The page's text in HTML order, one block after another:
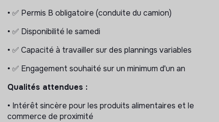
• Une structure solide, en pleine phase de
• Une équipe à taille humaine, engagée et exigeante
• Un poste polyvalent offrant une réelle autonomie
• Des perspectives d'évolution concrètes à mesure que
l'entreprise grandit
• ✅ Permis B obligatoire (conduite du camion)
• ✅ Disponibilité le samedi
• ✅ Capacité à travailler sur des plannings variables
• ✅ Engagement souhaité sur un minimum d'un an
Qualités attendues :
• Intérêt sincère pour les produits alimentaires et le
commerce de proximité